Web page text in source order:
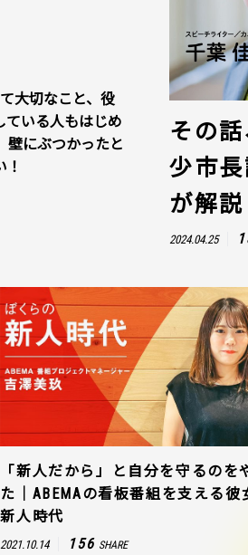
大切なこと、役
ている人もはじめ
壁にぶつかったと
その
少市
が解
2024.04.25
「新人だから」と自分を守るのを
た｜ABEMAの看板番組を支える彼
新人時代
2021.10.14 156 SHARE